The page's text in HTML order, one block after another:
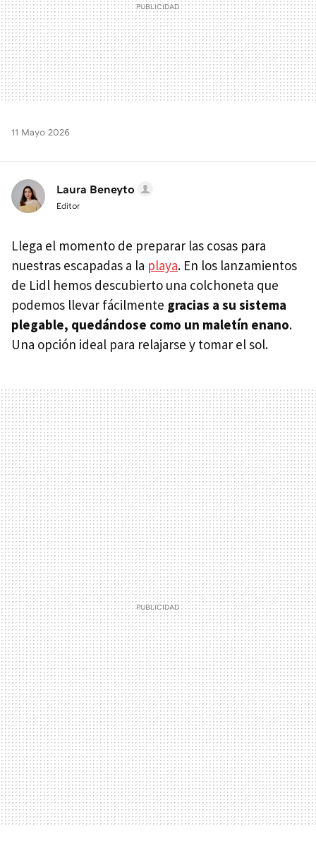
11 Mayo 2026
Laura Beneyto
Editor
Llega el momento de preparar las cosas para
nuestras escapadas a la playa. En los lanzamientos
de Lidl hemos descubierto una colchoneta que
podemos llevar fácilmente gracias a su sistema
plegable, quedándose como un maletín enano.
Una opción ideal para relajarse y tomar el sol.